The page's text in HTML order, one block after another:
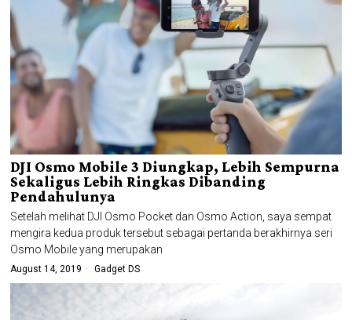
DJI Osmo Mobile 3 Diungkap, Lebih Sempurna
Sekaligus Lebih Ringkas Dibanding
Pendahulunya
Setelah melihat DJI Osmo Pocket dan Osmo Action, saya sempat
mengira kedua produk tersebut sebagai pertanda berakhirnya seri
Osmo Mobile yang merupakan
August 14, 2019 Gadget DS